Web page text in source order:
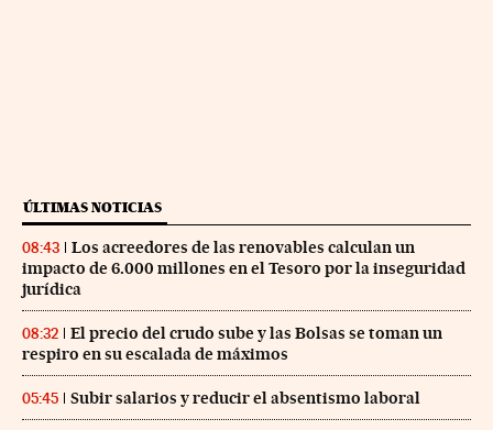
ÚLTIMAS NOTICIAS
08:43
Los acreedores de las renovables calculan un
impacto de 6.000 millones en el Tesoro por la inseguridad
jurídica
08:32
El precio del crudo sube y las Bolsas se toman un
respiro en su escalada de máximos
05:45 Subir salarios y reducir el absentismo laboral